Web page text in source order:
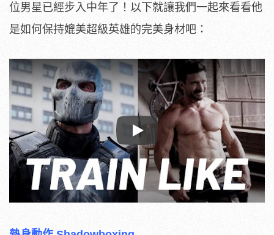
位男星已經步入中年了！以下就讓我們一起來看看他
是如何保持媲美超級英雄的完美身材吧：
Play